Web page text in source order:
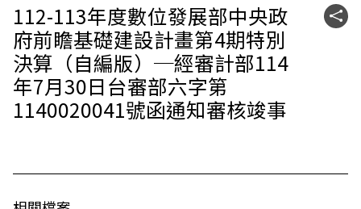
112-113年度數位發展部中央政
府前瞻基礎建設計畫第4期特別
決算（自編版）─經審計部114
年7月30日台審部六字第
1140020041號函通知審核竣事
社群